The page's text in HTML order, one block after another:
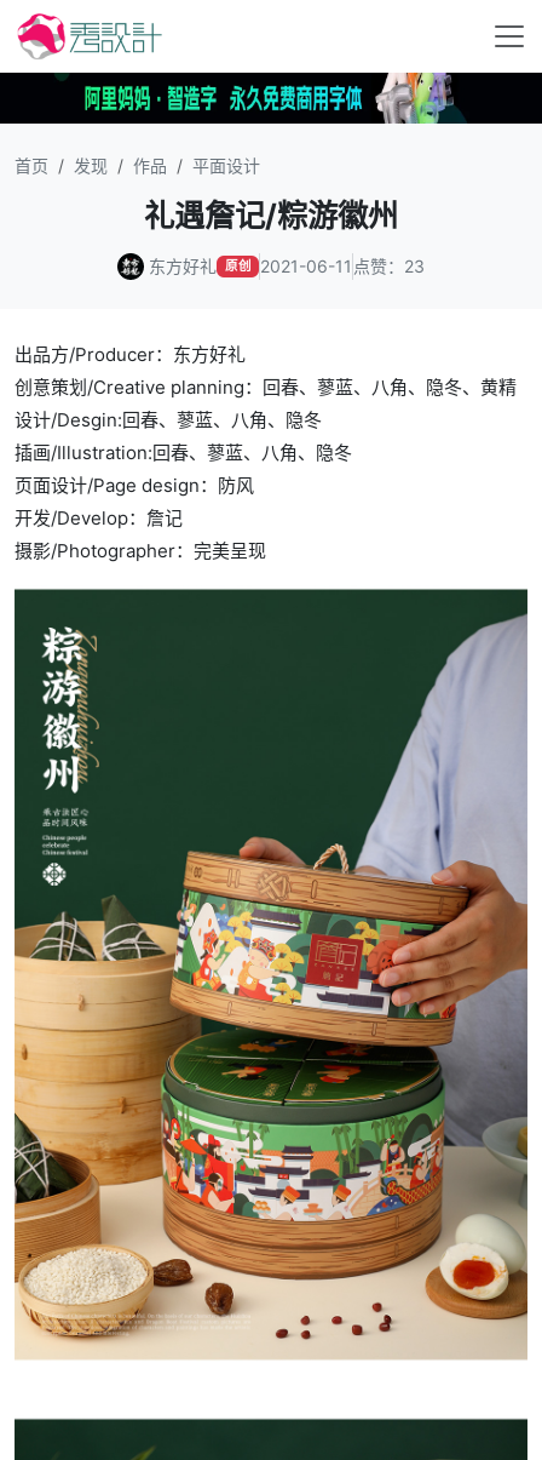
首页 发现 作品 平面设计
礼遇詹记/粽游徽州
东方好礼 原创 2021-06-11 点赞：23
出品方/Producer：东方好礼
创意策划/Creative planning：回春、蓼蓝、八角、隐冬、黄精
设计/Desgin:回春、蓼蓝、八角、隐冬
插画/Illustration:回春、蓼蓝、八角、隐冬
页面设计/Page design：防风
开发/Develop：詹记
摄影/Photographer：完美呈现